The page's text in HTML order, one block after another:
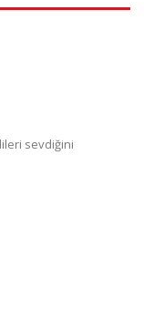
sevdiğini